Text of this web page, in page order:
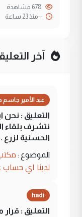
--منذ 23 ساعة
آخر
عبد الأمير جاسم
التعليق : نحن
نتشرف بلقاء
الحسنية لزرع
الموضوع :
لدينا اي
hadi
التعليق :